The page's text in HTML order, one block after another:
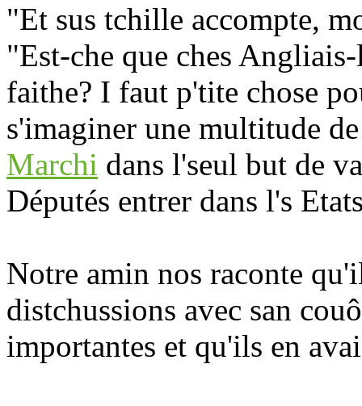
"Et sus tchille accompte,
"Est-che que ches
faithe? I faut p'tite chose
s'imaginer une multitude
Marchi dans l'seul but de
Députés entrer dans l's
Notre amin nos raconte
distchussions avec san
importantes et qu'ils en